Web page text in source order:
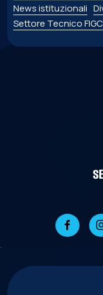
News istituzionali
Settore Tecnico FIGC